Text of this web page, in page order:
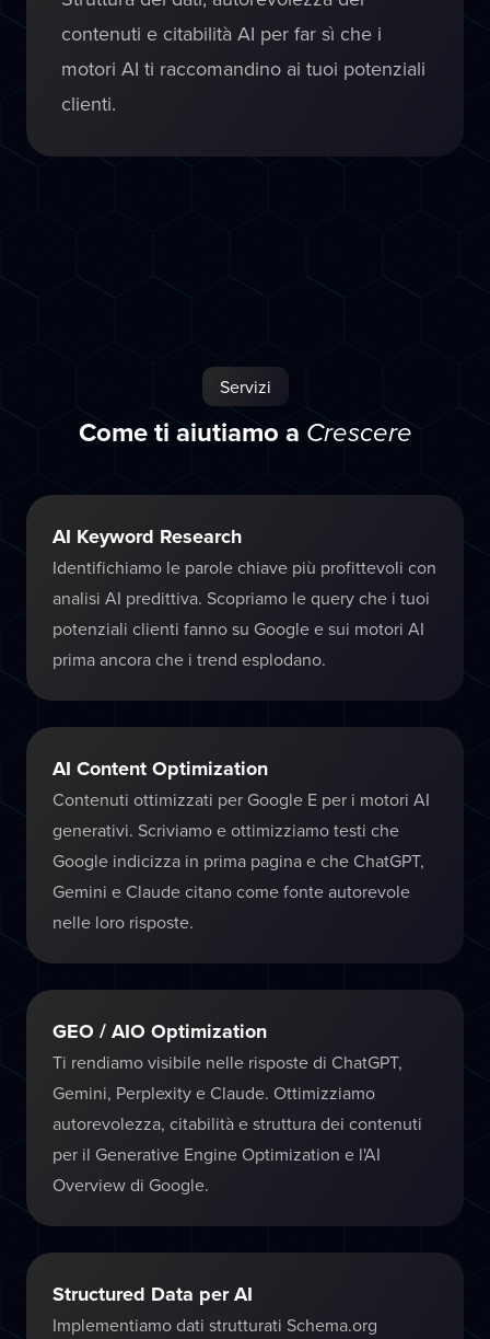
contenuti e citabilità AI per far sì che i
motori AI ti raccomandino ai tuoi potenziali
clienti.
Servizi
Come ti aiutiamo a Crescere
AI Keyword Research
Identifichiamo le parole chiave più profittevoli con
analisi AI predittiva. Scopriamo le query che i tuoi
potenziali clienti fanno su Google e sui motori AI
prima ancora che i trend esplodano.
AI Content Optimization
Contenuti ottimizzati per Google E per i motori AI
generativi. Scriviamo e ottimizziamo testi che
Google indicizza in prima pagina e che ChatGPT,
Gemini e Claude citano come fonte autorevole
nelle loro risposte.
GEO / AIO Optimization
Ti rendiamo visibile nelle risposte di ChatGPT,
Gemini, Perplexity e Claude. Ottimizziamo
autorevolezza, citabilità e struttura dei contenuti
per il Generative Engine Optimization e l'AI
Overview di Google.
Structured Data per AI
Implementiamo dati strutturati Schema.org